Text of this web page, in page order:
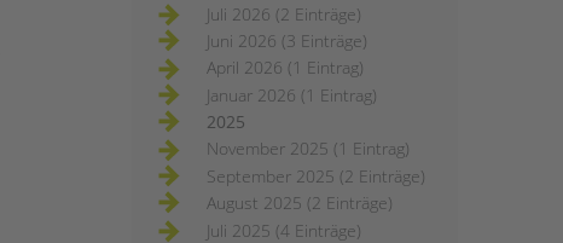
Juli 2026 (2 Einträge)
Juni 2026 (3 Einträge)
April 2026 (1 Eintrag)
Januar 2026 (1 Eintrag)
2025
November 2025 (1 Eintrag)
September 2025 (2 Einträge)
August 2025 (2 Einträge)
Juli 2025 (4 Einträge)